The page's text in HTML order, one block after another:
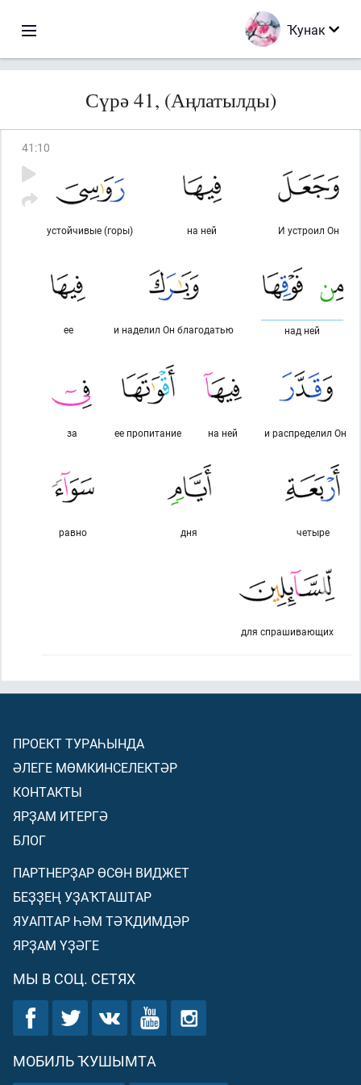
Ҡунак
Сүрә 41, (Аңлатылды)
41 :10
И устроил Он
на ней
устойчивые (горы)
над ней
и наделил Он благодатью
ее
и распределил Он
на ней
ее пропитание
за
четыре
дня
равно
для спрашивающих
ПРОЕКТ ТУРАҺЫНДА
ӘЛЕГЕ МӨМКИНСЕЛЕКТӘР
КОНТАКТЫ
ЯРҘАМ ИТЕРГӘ
БЛОГ
ПАРТНЕРҘАР ӨСӨН ВИДЖЕТ
БЕҘҘЕҢ УҘАҠТАШТАР
ЯУАПТАР ҺӘМ ТӘҠДИМДӘР
ЯРҘАМ ҮҘӘГЕ
МЫ В СОЦ. СЕТЯХ
МОБИЛЬ ҠУШЫМТА